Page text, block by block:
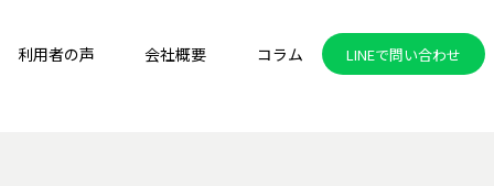
利用者の声 会社概要 コラム LINEで問い合わせ